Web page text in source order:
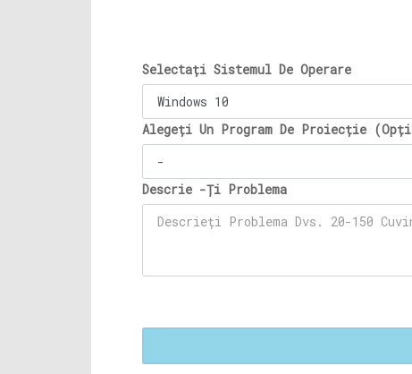
Selectați Sistemul De Operare
Alegeți Un Program De Proiecție
Descrie -Ți Problema